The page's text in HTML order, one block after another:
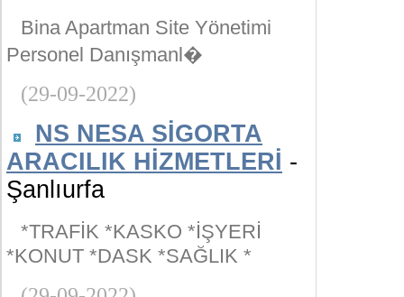
Bina Apartman Site Yönetimi
Personel Danışmanl�
(29-09-2022)
NS NESA SİGORTA
ARACILIK HİZMETLERİ -
Şanlıurfa
*TRAFİK *KASKO *İŞYERİ
*KONUT *DASK *SAĞLIK *